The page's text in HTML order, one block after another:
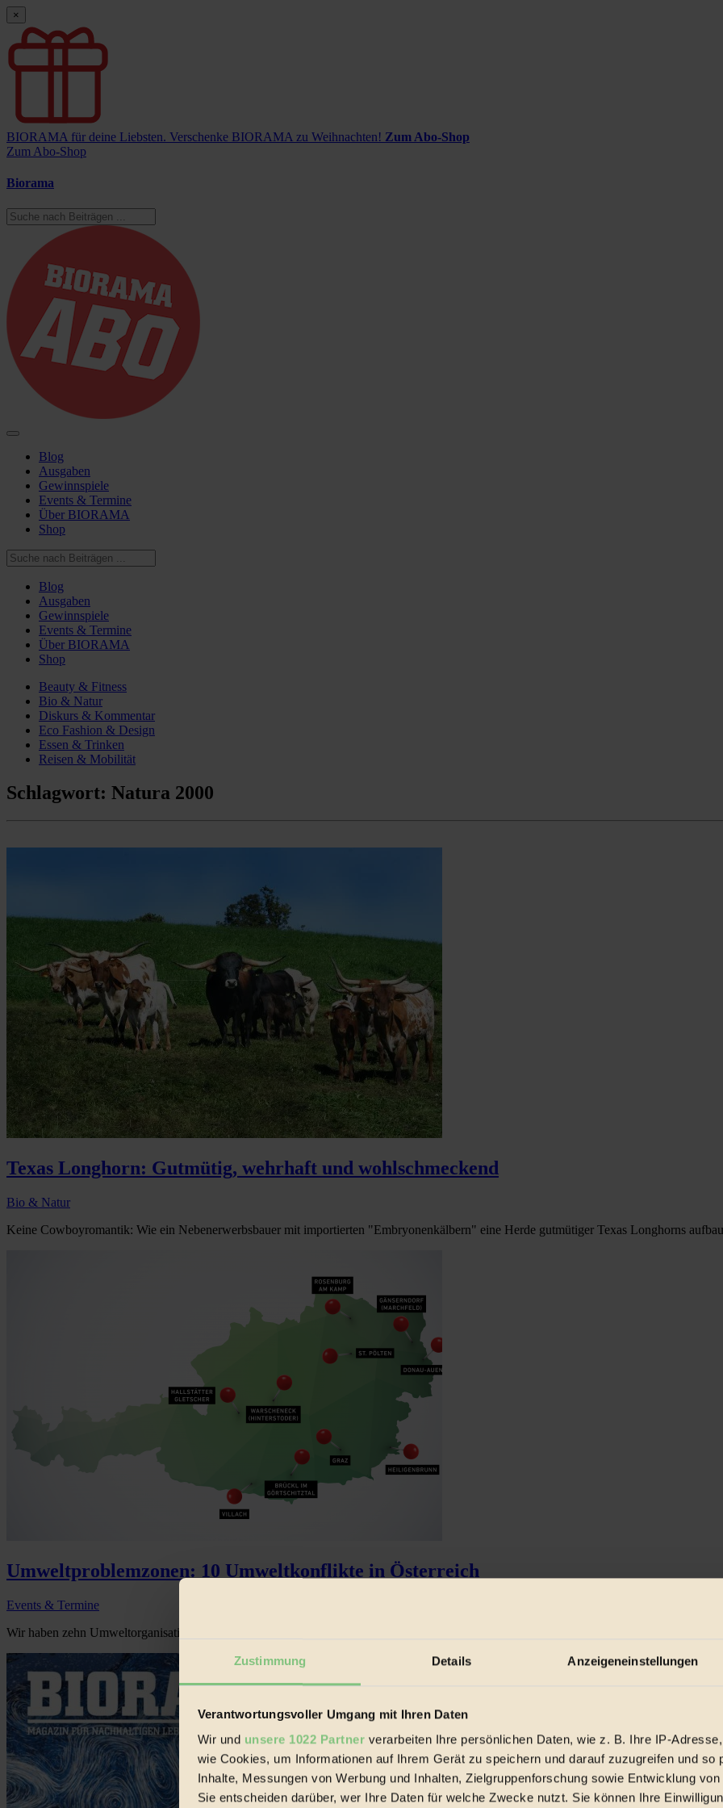
Zustimmung Details Anzeigeneinstellungen
Verantwortungsvoller Umgang mit Ihren Daten
Wir und unsere 1022 Partner verarbeiten Ihre persönlichen Daten, wie z. B. Ihre IP-
wie Cookies, um Informationen auf Ihrem Gerät zu speichern und darauf zuzugreifen und so
Inhalte, Messungen von Werbung und Inhalten, Zielgruppenforschung sowie Entwicklung
Sie entscheiden darüber, wer Ihre Daten für welche Zwecke nutzt. Sie können Ihre
×
BIORAMA für deine Liebsten. Verschenke BIORAMA zu Weihnachten! Zum Abo-Shop
Zum Abo-Shop
Biorama
Blog
Ausgaben
Gewinnspiele
Events & Termine
Über BIORAMA
Shop
Blog
Ausgaben
Gewinnspiele
Events & Termine
Über BIORAMA
Shop
Beauty & Fitness
Bio & Natur
Diskurs & Kommentar
Eco Fashion & Design
Essen & Trinken
Reisen & Mobilität
Schlagwort: Natura 2000
Texas Longhorn: Gutmütig, wehrhaft und wohlschmeckend
Bio & Natur
Keine Cowboyromantik: Wie ein Nebenerwerbsbauer mit importierten "Embryonenkälbern" eine Herde gutmütiger Texas Longhorns
Umweltproblemzonen: 10 Umweltkonflikte in Österreich
Events & Termine
Wir haben zehn Umweltorganisationen gefragt, wo sie die dringlichsten ökologischen Probleme Österreichs sehen...